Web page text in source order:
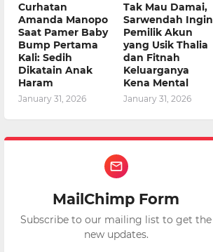
Curhatan
Amanda Manopo
Saat Pamer Baby
Bump Pertama
Kali: Sedih
Dikatain Anak
Haram
January 31, 2026
Tak Mau Damai,
Sarwendah Ingin
Pemilik Akun
yang Usik Thalia
dan Fitnah
Keluarganya
Kena Mental
January 31, 2026
MailChimp Form
Subscribe to our mailing list to get the
new updates.